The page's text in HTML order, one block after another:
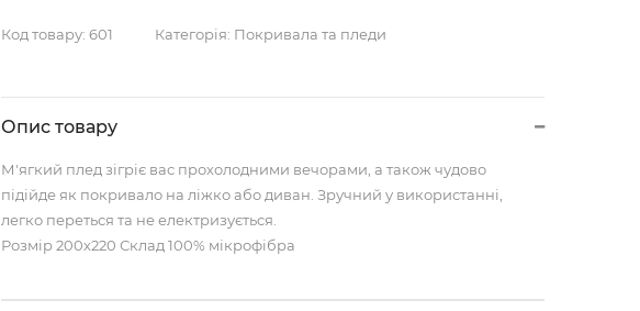
Код товару:601 Категорія: Покривала та пледи
Опис товару
М'ягкий плед зігріє вас прохолодними вечорами, а також чудово
підійде як покривало на ліжко або диван. Зручний у використанні,
легко переться та не електризується.
Розмір 200х220 Склад 100% мікрофібра